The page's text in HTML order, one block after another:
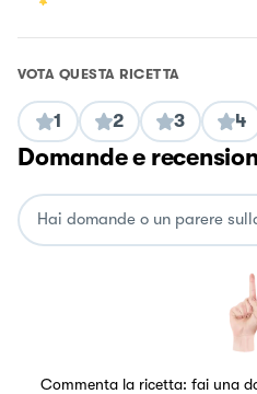
VOTA QUESTA RICETTA
1 2 3 4
Domande e
Commenta la ricetta: fai una